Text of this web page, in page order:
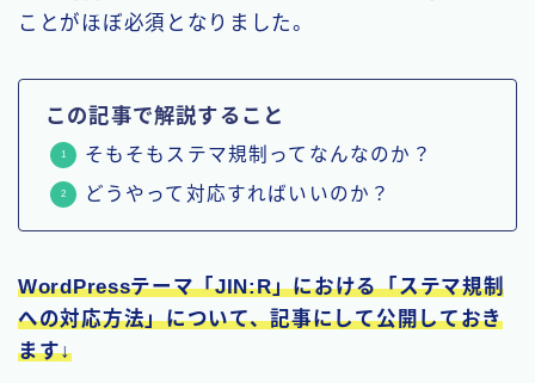
ことがほぼ必須となりました。
この記事で解説すること
そもそもステマ規制ってなんなのか？
どうやって対応すればいいのか？
WordPressテーマ「JIN:R」における「ステマ規制
への対応方法」について、記事にして公開しておき
ます↓